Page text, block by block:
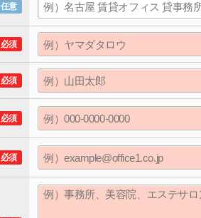
任意
必須
必須
必須
必須